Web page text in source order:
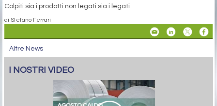
Colpiti sia i prodotti non legati sia i legati
di Stefano Ferrari
Altre News
I NOSTRI VIDEO